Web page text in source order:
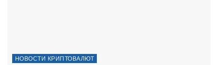
НОВОСТИ КРИПТОВАЛЮТ